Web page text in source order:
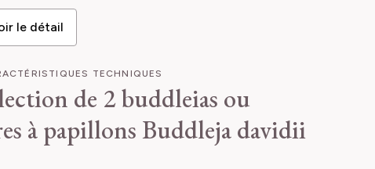
le détail
TECHNIQUES
de 2 buddleias ou
à papillons Buddleja davidii